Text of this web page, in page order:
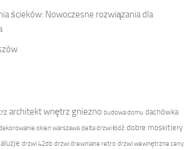
ścieków: Nowoczesne rozwiązania dla
architekt wnętrz gniezno budowa domu dachówka
okien warszawa delta drzwi łódź dobre moskitiery
drzwi 42db drzwi drewniane retro drzwi wewnętrzne ceny